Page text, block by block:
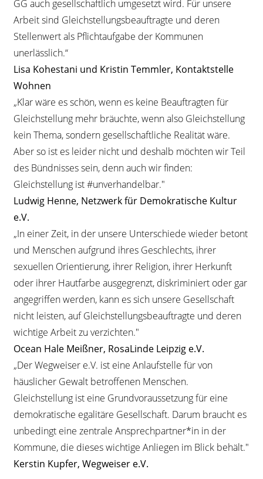
GG auch gesellschaftlich umgesetzt wird. Für unsere
Arbeit sind Gleichstellungsbeauftragte und deren
Stellenwert als Pflichtaufgabe der Kommunen
unerlässlich.“
Lisa Kohestani und Kristin Temmler, Kontaktstelle
Wohnen
„Klar wäre es schön, wenn es keine Beauftragten für
Gleichstellung mehr bräuchte, wenn also Gleichstellung
kein Thema, sondern gesellschaftliche Realität wäre.
Aber so ist es leider nicht und deshalb möchten wir Teil
des Bündnisses sein, denn auch wir finden:
Gleichstellung ist #unverhandelbar."
Ludwig Henne, Netzwerk für Demokratische Kultur
e.V.
„In einer Zeit, in der unsere Unterschiede wieder betont
und Menschen aufgrund ihres Geschlechts, ihrer
sexuellen Orientierung, ihrer Religion, ihrer Herkunft
oder ihrer Hautfarbe ausgegrenzt, diskriminiert oder gar
angegriffen werden, kann es sich unsere Gesellschaft
nicht leisten, auf Gleichstellungsbeauftragte und deren
wichtige Arbeit zu verzichten."
Ocean Hale Meißner, RosaLinde Leipzig e.V.
„Der Wegweiser e.V. ist eine Anlaufstelle für von
häuslicher Gewalt betroffenen Menschen.
Gleichstellung ist eine Grundvoraussetzung für eine
demokratische egalitäre Gesellschaft. Darum braucht es
unbedingt eine zentrale Ansprechpartner*in in der
Kommune, die dieses wichtige Anliegen im Blick behält."
Kerstin Kupfer, Wegweiser e.V.